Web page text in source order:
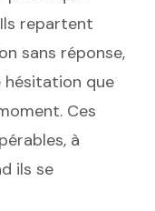
repartent
sans réponse,
hésitation que
Ces
à
ils se